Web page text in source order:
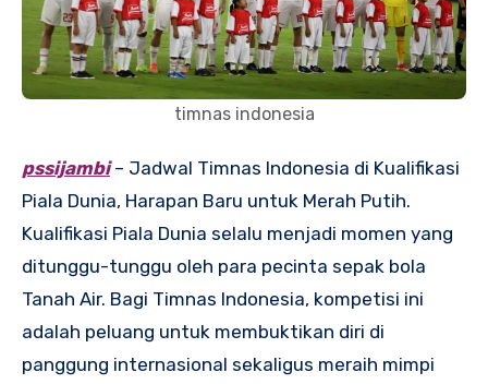
timnas indonesia
pssijambi– Jadwal Timnas Indonesia di Kualifikasi
Piala Dunia, Harapan Baru untuk Merah Putih.
Kualifikasi Piala Dunia selalu menjadi momen yang
ditunggu-tunggu oleh para pecinta sepak bola
Tanah Air. Bagi Timnas Indonesia, kompetisi ini
adalah peluang untuk membuktikan diri di
panggung internasional sekaligus meraih mimpi